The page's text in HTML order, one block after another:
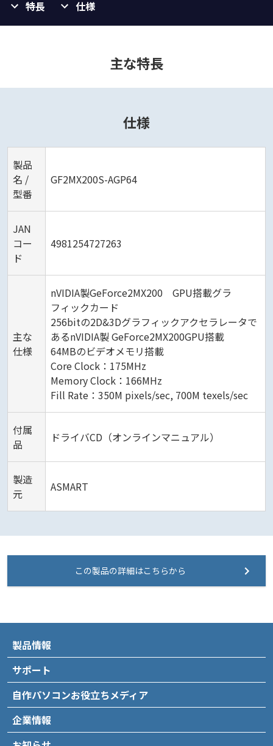
特長 仕様
主な特長
仕様
製品
名 /
型番
GF2MX200S-AGP64
JAN
コー
ド
4981254727263
主な
仕様
nVIDIA製GeForce2MX200 GPU搭載グラ
フィックカード
256bitの2D&3Dグラフィックアクセラレータで
あるnVIDIA製 GeForce2MX200GPU搭載
64MBのビデオメモリ搭載
Core Clock：175MHz
Memory Clock：166MHz
Fill Rate：350M pixels/sec, 700M texels/sec
付属
品
ドライバCD（オンラインマニュアル）
製造
元
ASMART
この製品の詳細はこちらから
製品情報
サポート
自作パソコンお役立ちメディア
企業情報